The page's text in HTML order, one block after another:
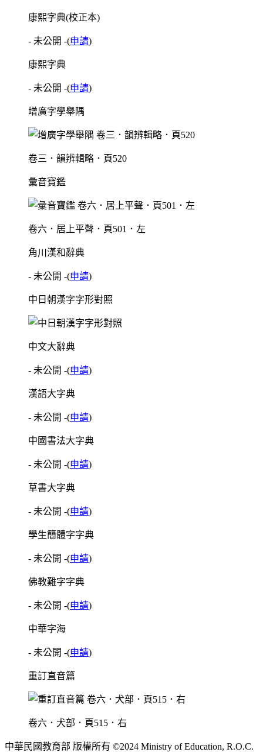
康熙字典(校正本)
- 未公開 -(申請)
康熙字典
- 未公開 -(申請)
增廣字學舉隅
卷三．韻辨輯略．頁520
彙音寶鑑
卷六．居上平聲．頁501．左
角川漢和辭典
- 未公開 -(申請)
中日朝漢字字形對照
中文大辭典
- 未公開 -(申請)
漢語大字典
- 未公開 -(申請)
中國書法大字典
- 未公開 -(申請)
草書大字典
- 未公開 -(申請)
學生簡體字字典
- 未公開 -(申請)
佛教難字字典
- 未公開 -(申請)
中華字海
- 未公開 -(申請)
重訂直音篇
卷六．犬部．頁515．右
中華民國教育部 版權所有 ©2024 Ministry of Education, R.O.C.